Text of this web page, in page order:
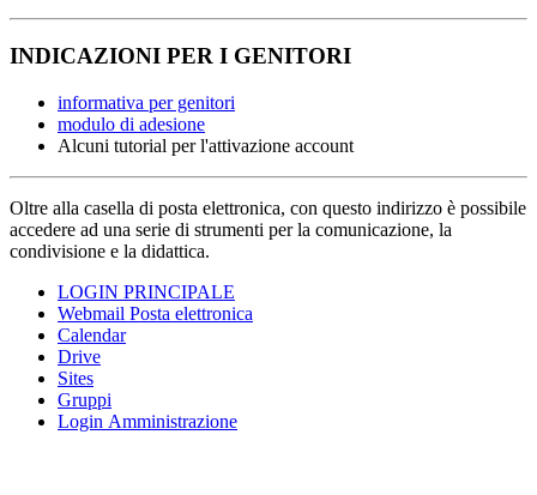
INDICAZIONI PER I GENITORI
informativa per genitori
modulo di adesione
Alcuni tutorial per l'attivazione account
Oltre alla casella di posta elettronica, con questo indirizzo è possibile
accedere ad una serie di strumenti per la comunicazione, la
condivisione e la didattica.
LOGIN PRINCIPALE
Webmail Posta elettronica
Calendar
Drive
Sites
Gruppi
Login Amministrazione